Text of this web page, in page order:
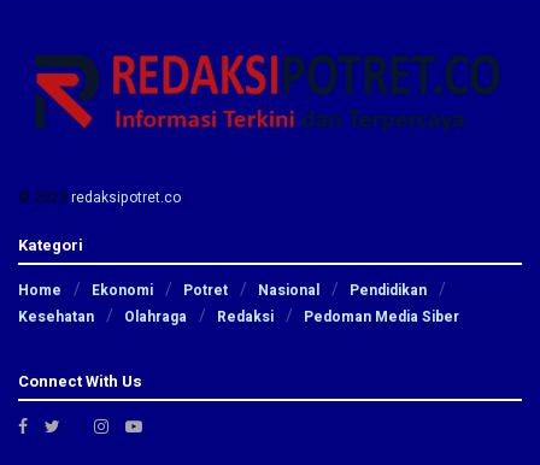
© 2023 redaksipotret.co-
Kategori
Home Ekonomi Potret Nasional
Pendidikan
Kesehatan
Olahraga Redaksi Pedoman Media Siber
Connect With Us